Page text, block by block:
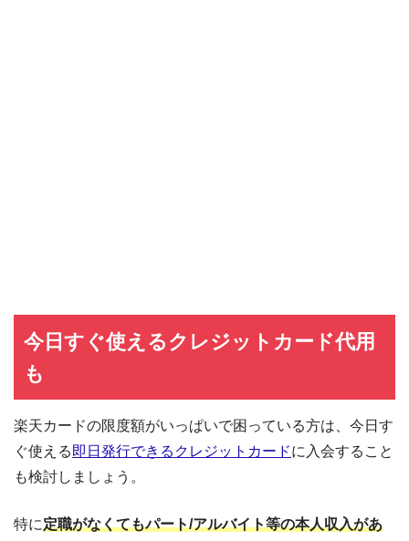
今日すぐ使えるクレジットカード代用
も
楽天カードの限度額がいっぱいで困っている方は、今日す
ぐ使える即日発行できるクレジットカードに入会すること
も検討しましょう。
特に定職がなくてもパート/アルバイト等の本人収入があ